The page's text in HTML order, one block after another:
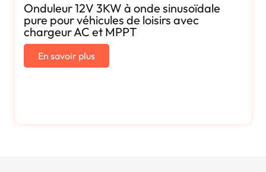
Onduleur 12V 3KW à onde sinusoïdale
pure pour véhicules de loisirs avec
chargeur AC et MPPT
En savoir plus